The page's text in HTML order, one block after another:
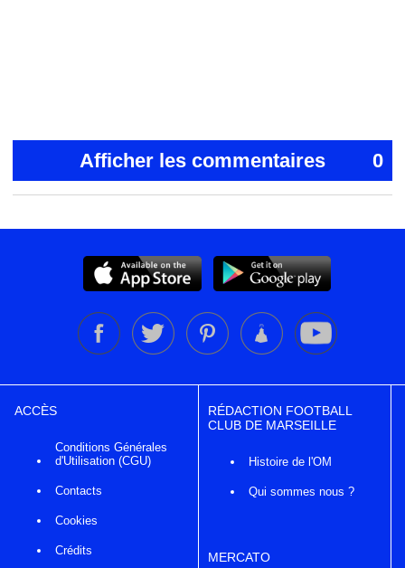
Afficher les commentaires 0
ACCÈS
Conditions Générales
d'Utilisation (CGU)
Contacts
Cookies
Crédits
RÉDACTION FOOTBALL
CLUB DE MARSEILLE
Histoire de l'OM
Qui sommes nous ?
MERCATO